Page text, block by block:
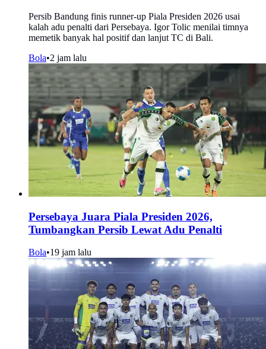
Persib Bandung finis runner-up Piala Presiden 2026 usai
kalah adu penalti dari Persebaya. Igor Tolic menilai timnya
memetik banyak hal positif dan lanjut TC di Bali.
Bola•2 jam lalu
Persebaya Juara Piala Presiden 2026,
Tumbangkan Persib Lewat Adu Penalti
Bola•19 jam lalu